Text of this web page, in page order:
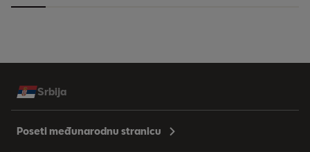
Srbija
Poseti međunarodnu stranicu